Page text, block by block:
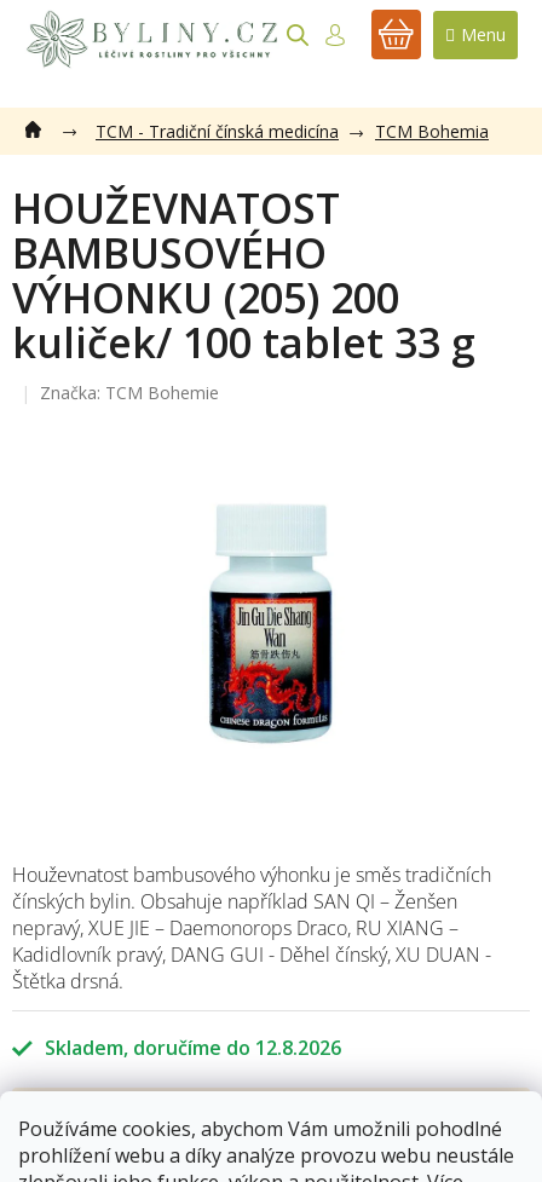
Používáme cookies, abychom Vám umožnili pohodlné
prohlížení webu a díky analýze provozu webu neustále
obsah
NÁKUPNÍ
TCM - Tradiční čínská medicína TCM Bohemia
o
s
t
r
a
n
n
p
HOUŽEVNATOST
BAMBUSOVÉHO
VÝHONKU (205) 200
kuliček/ 100 tablet 33 g
Značka: TCM Bohemie
Skladem 12.8.2026
Houževnatost bambusového výhonku je směs tradičních
čínských bylin. Obsahuje například SAN QI – Ženšen
nepravý, XUE JIE – Daemonorops Draco, RU XIANG –
Kadidlovník pravý, DANG GUI - Děhel čínský, XU DUAN -
Štětka drsná.
255 Kč
Měrná
cena: